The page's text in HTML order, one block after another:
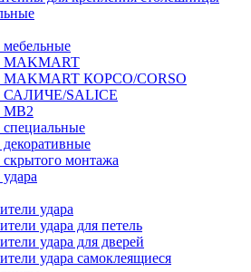
MAKMART
MAKMART КОРСО/CORSO
САЛИЧЕ/SALICE
MB2
монтажа
удара
удара для петель
удара для дверей
удара самоклеящиеся